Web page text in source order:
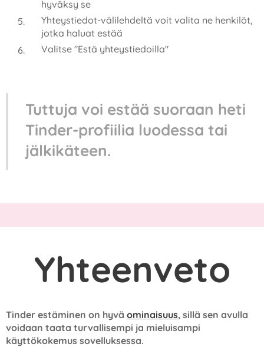
hyväksy se
Yhteystiedot-välilehdeltä voit valita ne henkilöt,
jotka haluat estää
Valitse "Estä yhteystiedoilla"
Tuttuja voi estää suoraan heti
Tinder-profiilia luodessa tai
jälkikäteen.
Yhteenveto
Tinder estäminen on hyvä ominaisuus, sillä sen avulla
voidaan taata turvallisempi ja mieluisampi
käyttökokemus sovelluksessa.